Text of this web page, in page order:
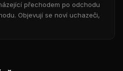
přechodem po odchodu
Objevují se noví uchazeči,